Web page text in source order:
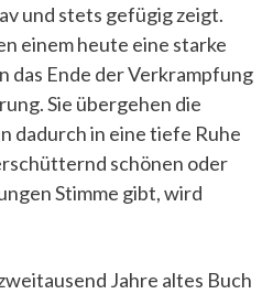
und stets gefügig zeigt.
einem heute eine starke
das Ende der Verkrampfung
Sie übergehen die
dadurch in eine tiefe Ruhe
schönen oder
Stimme gibt, wird
Jahre altes Buch